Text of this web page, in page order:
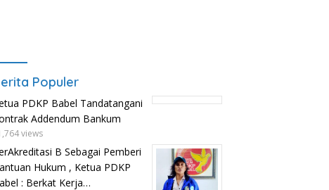
Populer
PDKP Babel Tandatangani
Addendum Bankum
views
B Sebagai Pemberi
Hukum , Ketua PDKP
: Berkat Kerja…